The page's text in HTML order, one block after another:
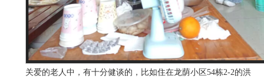
关爱的老人中，有十分健谈的，比如住在龙荫小区54栋2-2的洪